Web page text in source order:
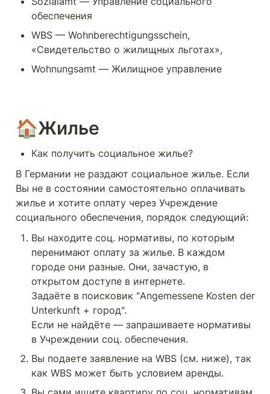
обеспечения
WBS — Wohnberechtigungsschein,
«Свидетельство о жилищных льготах»,
Wohnungsamt — Жилищное управление
🏠Жилье
Как получить социальное жилье?
В Германии не раздают социальное жилье. Если
Вы не в состоянии самостоятельно оплачивать
жилье и хотите оплату через Учреждение
социального обеспечения, порядок следующий:
Вы находите соц. нормативы, по которым
перенимают оплату за жилье. В каждом
городе они разные. Они, зачастую, в
открытом доступе в интернете.
Задаёте в поисковик "Angemessene Kosten der
Unterkunft + город".
Если не найдёте — запрашиваете нормативы
в Учреждении соц. обеспечения.
Вы подаете заявление на WBS (см. ниже), так
как WBS может быть условием аренды.